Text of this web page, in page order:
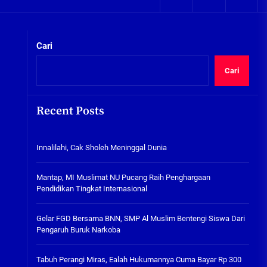
SDN Gilang II Tulangan
Mantap, MI Muslimat NU
Pucang Raih Penghargaan
Pendidikan Tingkat
Internasional
06/08/2026
Gelar FGD Bersama BNN, SMP Al
Muslim Bentengi Siswa Dari
05/08/2026
Cari
Cari
Recent Posts
Innalilahi, Cak Sholeh Meninggal Dunia
Mantap, MI Muslimat NU Pucang Raih Penghargaan
Pendidikan Tingkat Internasional
Gelar FGD Bersama BNN, SMP Al Muslim Bentengi Siswa Dari
Pengaruh Buruk Narkoba
Tabuh Perangi Miras, Ealah Hukumannya Cuma Bayar Rp 300